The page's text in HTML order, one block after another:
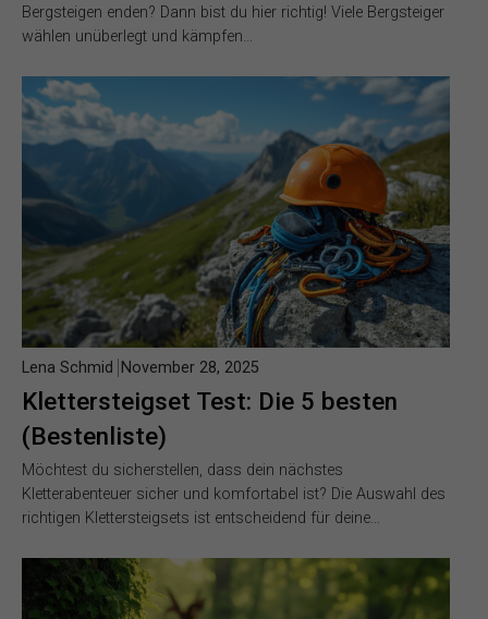
Bergsteigen enden? Dann bist du hier richtig! Viele Bergsteiger
wählen unüberlegt und kämpfen…
Klettersteigset Test: Die 5 besten
(Bestenliste)
Lena Schmid November 28, 2025
Möchtest du sicherstellen, dass dein nächstes
Kletterabenteuer sicher und komfortabel ist? Die Auswahl des
richtigen Klettersteigsets ist entscheidend für deine…